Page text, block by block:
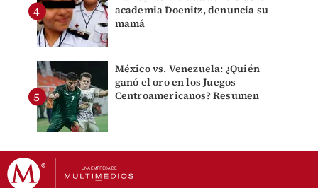
academia Doenitz, denuncia su
mamá
México vs. Venezuela: ¿Quién
ganó el oro en los Juegos
Centroamericanos? Resumen